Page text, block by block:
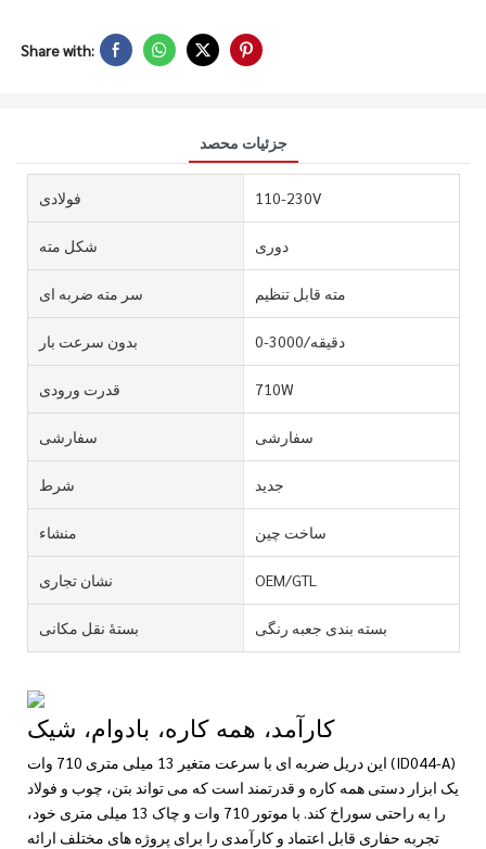
Share with:
جزئیات محصد
فولادی 110-230V
شکل مته دوری
سر مته ضربه ای مته قابل تنظیم
بدون سرعت بار 0-3000/دقیقه
قدرت ورودی 710W
سفارشی سفارشی
شرط جدید
منشاء ساخت چین
نشان تجاری OEM/GTL
بستۀ نقل مکانی بسته بندی جعبه رنگی
این دریل ضربه ای با سرعت متغیر 13 میلی متری 710 وات (ID044-A)
یک ابزار دستی همه کاره و قدرتمند است که می تواند بتن، چوب و فولاد
را به راحتی سوراخ کند. با موتور 710 وات و چاک 13 میلی متری خود،
تجربه حفاری قابل اعتماد و کارآمدی را برای پروژه های مختلف ارائه